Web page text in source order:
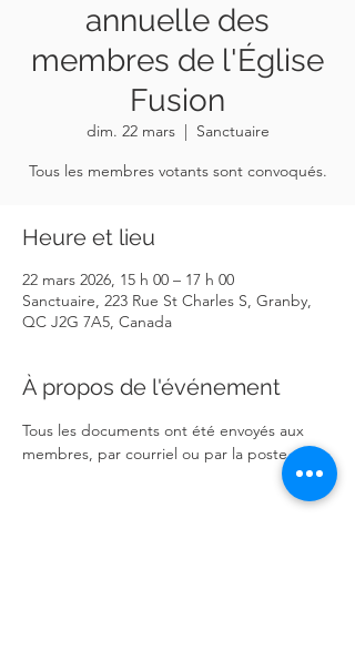
annuelle des
membres de l'Église
Fusion
dim. 22 mars
  |
Sanctuaire
Tous les membres votants sont convoqués.
Heure et lieu
22 mars 2026, 15 h 00 – 17 h 00
Sanctuaire, 223 Rue St Charles S, Granby,
QC J2G 7A5, Canada
À propos de l'événement
Tous les documents ont été envoyés aux
membres, par courriel ou par la poste.